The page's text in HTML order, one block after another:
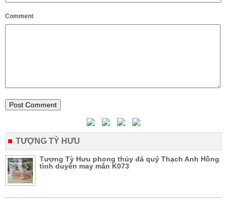
Comment
TƯỢNG TỲ HƯU
Tượng Tỳ Hưu phong thủy đá quý Thạch Anh Hồng
tình duyên may mắn K073